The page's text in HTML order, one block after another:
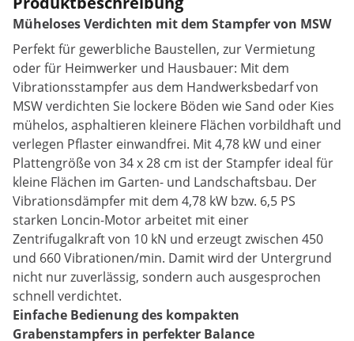
Müheloses Verdichten mit dem Stampfer von MSW
Perfekt für gewerbliche Baustellen, zur Vermietung
oder für Heimwerker und Hausbauer: Mit dem
Vibrationsstampfer aus dem Handwerksbedarf von
MSW verdichten Sie lockere Böden wie Sand oder Kies
mühelos, asphaltieren kleinere Flächen vorbildhaft und
verlegen Pflaster einwandfrei. Mit 4,78 kW und einer
Plattengröße von 34 x 28 cm ist der Stampfer ideal für
kleine Flächen im Garten- und Landschaftsbau. Der
Vibrationsdämpfer mit dem 4,78 kW bzw. 6,5 PS
starken Loncin-Motor arbeitet mit einer
Zentrifugalkraft von 10 kN und erzeugt zwischen 450
und 660 Vibrationen/min. Damit wird der Untergrund
nicht nur zuverlässig, sondern auch ausgesprochen
schnell verdichtet.
Einfache Bedienung des kompakten
Grabenstampfers in perfekter Balance